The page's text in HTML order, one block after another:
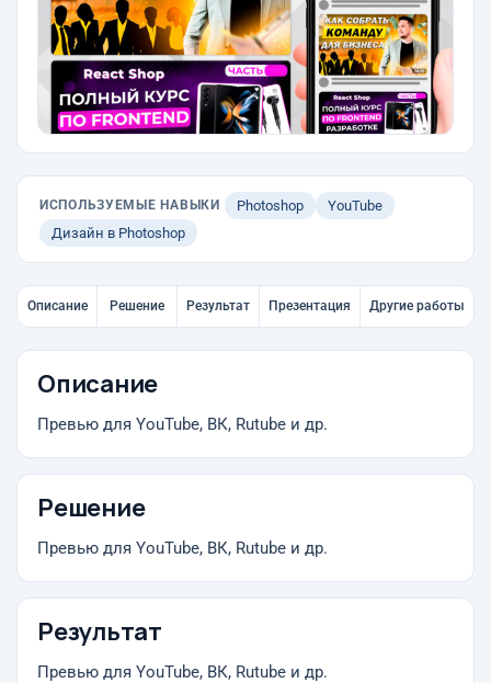
ИСПОЛЬЗУЕМЫЕ НАВЫКИ Photoshop
YouTube
Дизайн в Photoshop
Описание Решение Результат Презентация Другие работы
Описание
Превью для YouTube, ВК, Rutube и др.
Решение
Превью для YouTube, ВК, Rutube и др.
Результат
Превью для YouTube, ВК, Rutube и др.